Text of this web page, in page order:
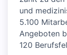
und
5.100
Angeboten
120